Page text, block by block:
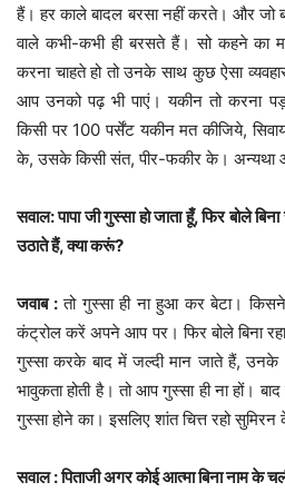
हैं। हर काले बादल बरसा नहीं करते। और
वाले कभी-कभी ही बरसते हैं। सो कहने का
करना चाहते हो तो उनके साथ कुछ ऐसा
आप उनको पढ़ भी पाएं। यकीन तो करना
किसी पर 100 पर्सेंट यकीन मत कीजिये,
के, उसके किसी संत, पीर-फकीर के। अन्यथा
सवाल: पापा जी गुस्सा हो जाता हूँ, फिर बोले
उठाते हैं, क्या करूं?
जवाब :तो गुस्सा ही ना हुआ कर बेटा।
कंट्रोल करें अपने आप पर। फिर बोले बिना रहा
गुस्सा करके बाद में जल्दी मान जाते हैं, उनके
भावुकता होती है। तो आप गुस्सा ही ना हों।
गुस्सा होने का। इसलिए शांत चित्त रहो
सवाल : पिताजी अगर कोई आत्मा बिना नाम के